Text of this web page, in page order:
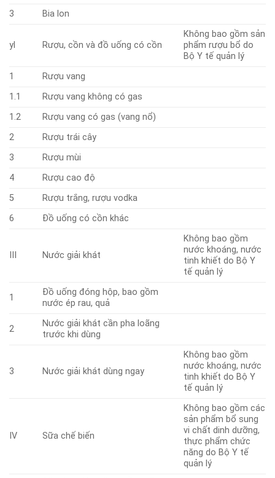
3
Bia lon
yl Rượu, cồn và đồ uống có cồn
Không bao gồm sản
phẩm rượu bổ do
Bộ Y tế quản lý
1
Rượu vang
1.1
Rượu vang không có gas
1.2
Rượu vang có gas (vang nổ)
2
Rượu trái cây
3
Rượu mùi
4
Rượu cao độ
5
Rượu trắng, rượu vodka
6
Đồ uống có cồn khác
III Nước giải khát
Không bao gồm
nước khoáng, nước
tinh khiết do Bộ Y
tế quản lý
1
Đồ uống đóng hộp, bao gồm
nước ép rau, quả
2
Nước giải khát cần pha loãng
trước khi dùng
3 Nước giải khát dùng ngay
Không bao gồm
nước khoáng, nước
tinh khiết do Bộ Y
tế quản lý
IV Sữa chế biến
Không bao gồm các
sản phẩm bổ sung
vi chất dinh dưỡng,
thực phẩm chức
năng do Bộ Y tế
quản lý